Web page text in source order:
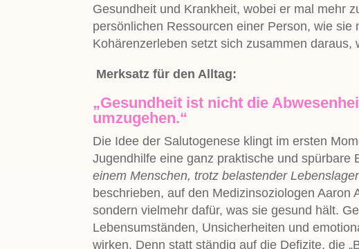
Gesundheit und Krankheit, wobei er mal mehr
persönlichen Ressourcen einer Person, wie
Kohärenzerleben setzt sich zusammen
Merksatz für den Alltag:
„Gesundheit ist nicht die
umzugehen.“
Die Idee der Salutogenese klingt im ersten
Jugendhilfe eine ganz praktische und
einem Menschen, trotz belastender
beschrieben, auf den Medizinsoziologen
sondern vielmehr dafür, was sie gesund hält.
Lebensumständen, Unsicherheiten und
wirken. Denn statt ständig auf die Defizite, die